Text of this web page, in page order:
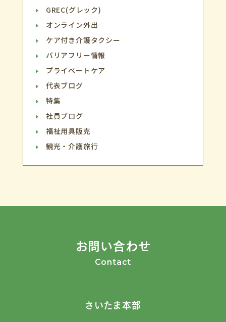
GREC(グレック)
オンライン外出
ケア付き介護タクシー
バリアフリー情報
プライベートケア
代表ブログ
特集
社員ブログ
福祉用具販売
観光・介護旅行
お問い合わせ
Contact
さいたま本部